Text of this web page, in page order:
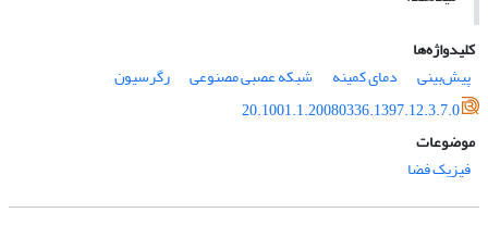
کلیدواژه‌ها
پیش‌بینی
دمای کمینه شبکه عصبی مصنوعی
رگرسیون
20.1001.1.20080336.1397.12.3.7.0
موضوعات
فیزیک فضا